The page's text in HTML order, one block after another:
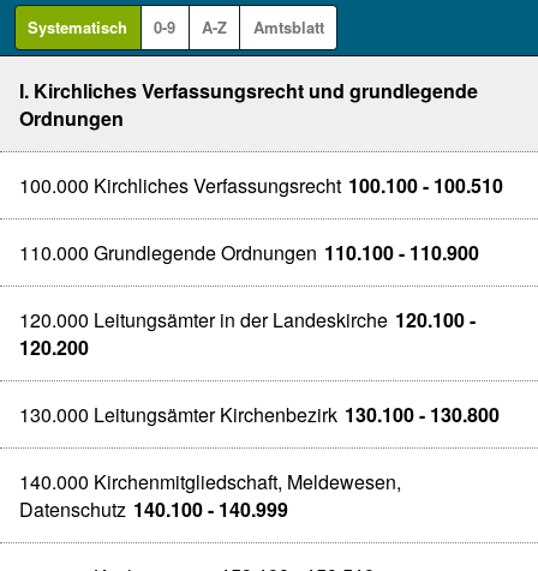
Systematisch 0-9 A-Z Amtsblatt
I. Kirchliches Verfassungsrecht und grundlegende
Ordnungen
100.000 Kirchliches Verfassungsrecht 100.100 - 100.510
110.000 Grundlegende Ordnungen 110.100 - 110.900
120.000 Leitungsämter in der Landeskirche 120.100 -
120.200
130.000 Leitungsämter Kirchenbezirk 130.100 - 130.800
140.000 Kirchenmitgliedschaft, Meldewesen,
Datenschutz 140.100 - 140.999